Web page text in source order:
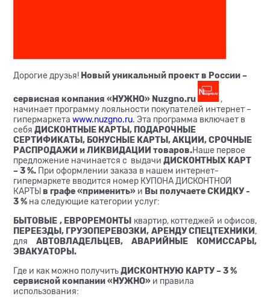
Дорогие друзья! Новый уникальный проект в России –
сервисная компания «НУЖНО» Nuzgno.ru
,
начинает программу лояльности покупателей интернет –
гипермаркета www.nuzgno.ru. Эта программа включает в
себя ДИСКОНТНЫЕ КАРТЫ, ПОДАРОЧНЫЕ
СЕРТИФИКАТЫ, БОНУСНЫЕ КАРТЫ, АКЦИИ, СРОЧНЫЕ
РАСПРОДАЖИ и ЛИКВИДАЦИИ товаров.Наше первое
предложение начинается с выдачи ДИСКОНТНЫХ КАРТ
– 3 %. При оформлении заказа в нашем интернет-
гипермаркете вводится номер КУПОНА ДИСКОНТНОЙ
КАРТЫ в графе «применить» и Вы получаете СКИДКУ -
3% на следующие категории услуг:
БЫТОВЫЕ , ЕВРОРЕМОНТЫ квартир, коттеджей и офисов,
ПЕРЕЕЗДЫ, ГРУЗОПЕРЕВОЗКИ, АРЕНДУ СПЕЦТЕХНИКИ ,
для АВТОВЛАДЕЛЬЦЕВ,
АВАРИЙНЫЕ КОМИССАРЫ,
ЭВАКУАТОРЫ.
Где и как можно получитьДИСКОНТНУЮ КАРТУ – 3 %
сервисной компании «НУЖНО» и правила
использования: